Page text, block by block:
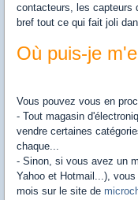
contacteurs, les capteurs
bref tout ce qui fait joli
Où puis-je
Vous pouvez vous en
- Tout magasin
vendre certaines
chaque...
- Sinon, si vous avez un
Yahoo et Hotmail...),
mois sur le site de